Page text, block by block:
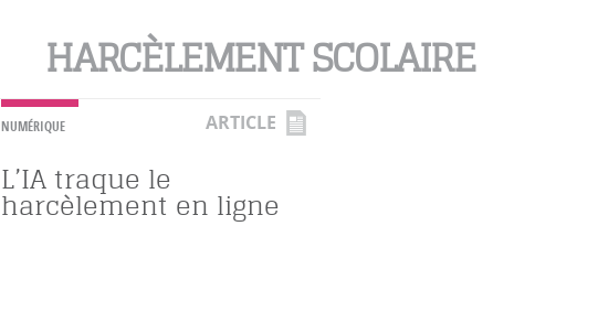
HARCÈLEMENT SCOLAIRE
NUMÉRIQUE ARTICLE
L’IA traque le
harcèlement en ligne